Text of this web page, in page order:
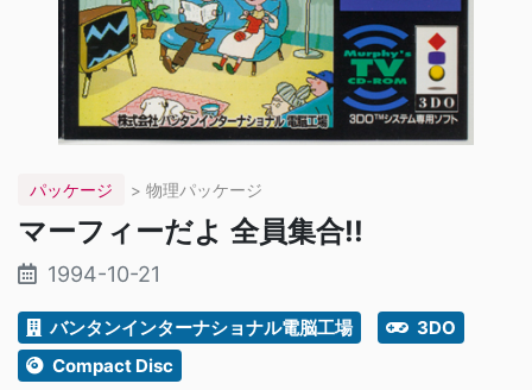
パッケージ > 物理パッケージ
マーフィーだよ 全員集合!!
1994-10-21
バンタンインターナショナル電脳工場
3DO
Compact Disc